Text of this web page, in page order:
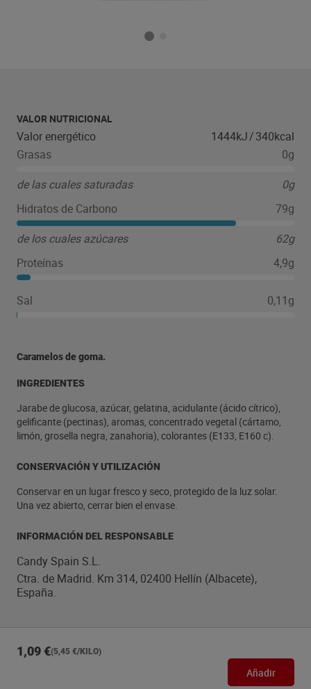
VALOR NUTRICIONAL
Valor energético 1444kJ/340kcal
Grasas
0g
de las cuales saturadas
0g
Hidratos de Carbono
79g
de los cuales azúcares
62g
Proteínas
4,9g
Sal 0,11g
Caramelos de goma.
INGREDIENTES
Jarabe de glucosa, azúcar, gelatina, acidulante (ácido cítrico),
gelificante (pectinas), aromas, concentrado vegetal (cártamo,
limón, grosella negra, zanahoria), colorantes (E133, E160 c).
CONSERVACIÓN Y UTILIZACIÓN
Conservar en un lugar fresco y seco, protegido de la luz solar.
Una vez abierto, cerrar bien el envase.
INFORMACIÓN DEL RESPONSABLE
Candy Spain S.L.
Ctra. de Madrid. Km 314, 02400 Hellín (Albacete),
España.
1,09 €(5,45 €/KILO)
Añadir